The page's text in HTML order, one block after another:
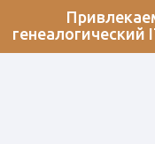
генеалогический